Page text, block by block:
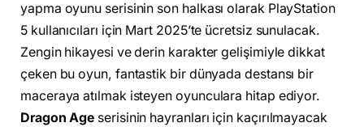
yapma oyunu serisinin son halkası olarak PlayStation
5 kullanıcıları için Mart 2025’te ücretsiz sunulacak.
Zengin hikayesi ve derin karakter gelişimiyle dikkat
çeken bu oyun, fantastik bir dünyada destansı bir
maceraya atılmak isteyen oyunculara hitap ediyor.
Dragon Age serisinin hayranları için kaçırılmayacak